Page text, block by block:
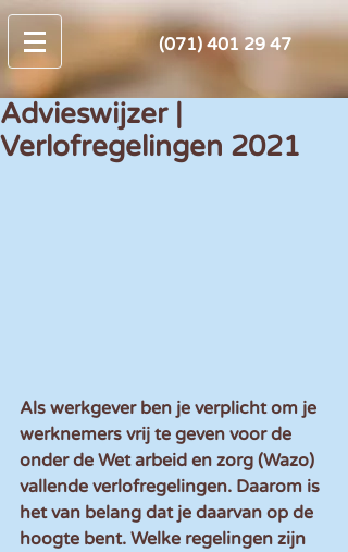
(071) 401 29 47
Advieswijzer |
Verlofregelingen 2021
Als werkgever ben je verplicht om je
werknemers vrij te geven voor de
onder de Wet arbeid en zorg (Wazo)
vallende verlofregelingen. Daarom is
het van belang dat je daarvan op de
hoogte bent. Welke regelingen zijn